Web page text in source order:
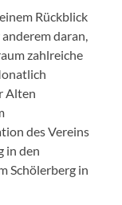
Rückblick
daran,
zahlreiche
Alten
des Vereins
in den
Schölerberg in